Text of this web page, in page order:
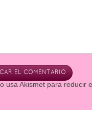
usa Akismet para reducir